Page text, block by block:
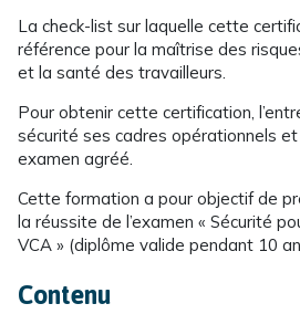
La check-list sur laquelle cette
référence pour la maîtrise des
et la santé des travailleurs.
Pour obtenir cette certification,
sécurité ses cadres opérationnels
examen agréé.
Cette formation a pour objectif de
la réussite de l’examen « Sécurité
VCA » (diplôme valide pendant 10
Contenu